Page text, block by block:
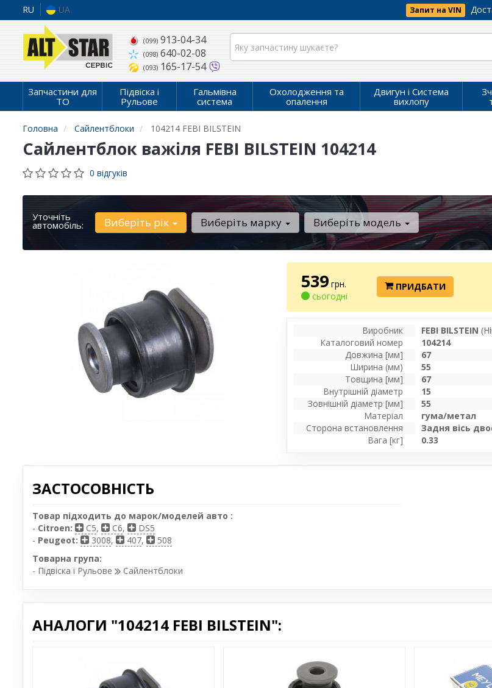
RU UA Запит на VIN
(099)913-04-34
(098)640-02-08
(093)165-17-54
Запчастини для
ТО
Підвіска і
Рульове
Гальмівна
система
Охолодження та
опалення
Двигун і Система
вихлопу
Головна Сайлентблоки 104214 FEBI BILSTEIN
Сайлентблок важіля FEBI BILSTEIN 104214
0 відгуків
Уточніть
автомобіль: Виберіть рік Виберіть марку Виберіть модель
539 грн.
сьогодні
ПРИДБАТИ
Виробник FEBI BILSTEIN
Каталоговий номер
104214
Довжина [мм]
67
Ширина (мм)
55
Товщина [мм]
67
Внутрішній діаметр
15
Зовнішній діаметр [мм]
55
Матеріал
гума/метал
Сторона встановлення
Задня вісь
Вага [кг]
0.33
ЗАСТОСОВНІСТЬ
Товар підходить до марок/моделей авто :
- Citroen: C5, C6,
DS5
- Peugeot: 3008, 407,
508
Товарна група:
- Підвіска і Рульове
Сайлентблоки
АНАЛОГИ "104214 FEBI BILSTEIN":